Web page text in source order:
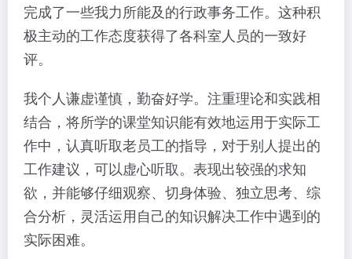
完成了一些我力所能及的行政事务工作。这种积
极主动的工作态度获得了各科室人员的一致好
评。
我个人谦虚谨慎，勤奋好学。注重理论和实践相
结合，将所学的课堂知识能有效地运用于实际工
作中，认真听取老员工的指导，对于别人提出的
工作建议，可以虚心听取。表现出较强的求知
欲，并能够仔细观察、切身体验、独立思考、综
合分析，灵活运用自己的知识解决工作中遇到的
实际困难。